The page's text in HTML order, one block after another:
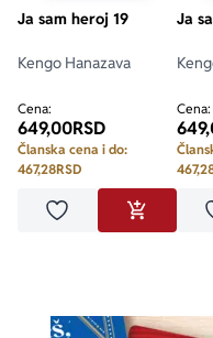
Ja sam heroj 19
Kengo Hanazava
Cena:
649,00RSD
Članska cena i do:
467,28RSD
Dodaj u omiljene
DODAJ U
Ja
Cena: